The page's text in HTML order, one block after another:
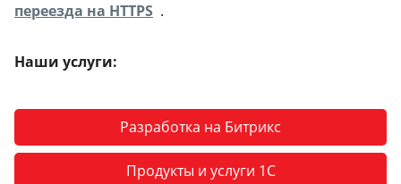
переезда на HTTPS .
Наши услуги:
Разработка на Битрикс
Продукты и услуги 1С